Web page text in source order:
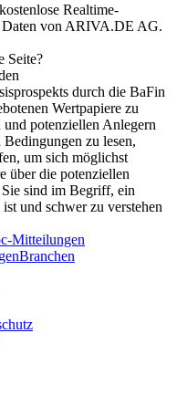
Realtime-
von ARIVA.DE AG.
Seite?
durch die BaFin
Wertpapiere zu
und potenziellen Anlegern
zu lesen,
um sich möglichst
über die potenziellen
sind im Begriff, ein
und schwer zu verstehen
Mitteilungen
Branchen